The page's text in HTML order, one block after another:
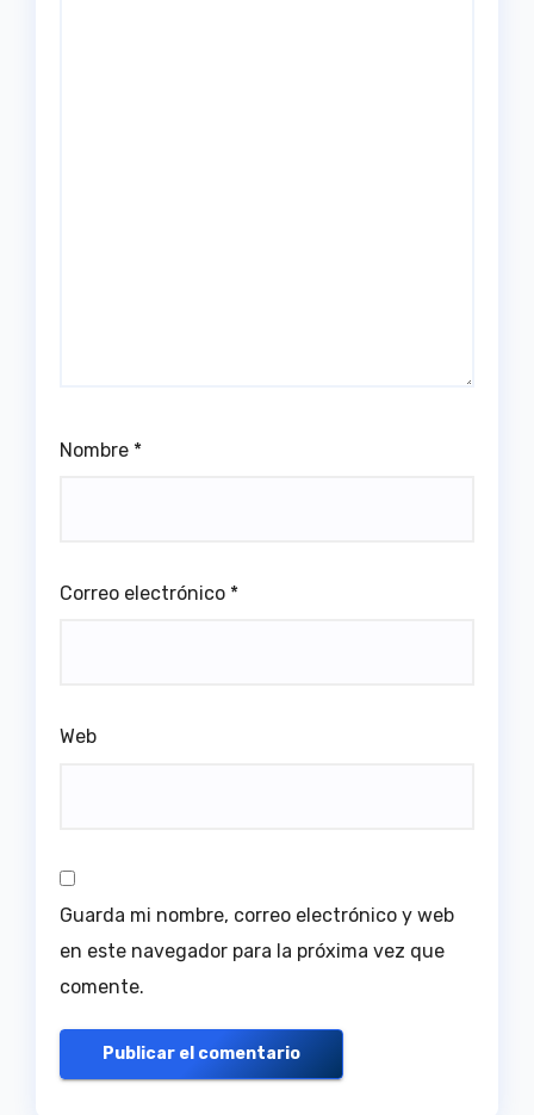
Nombre *
Correo electrónico *
Web
Guarda mi nombre, correo electrónico y web
en este navegador para la próxima vez que
comente.